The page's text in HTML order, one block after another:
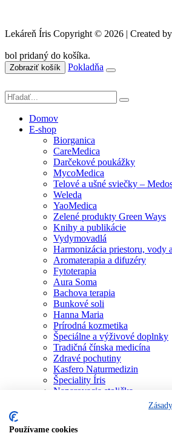
Lekáreň Íris Copyright © 2026 | Created by
bol pridaný do košíka.
Zobraziť košík Pokladňa
Domov
E-shop
Biorganica
CareMedica
Darčekové poukážky
MycoMedica
Telové a ušné sviečky –
Weleda
YaoMedica
Zelené produkty Green Ways
Knihy a publikácie
Vydymovadlá
Harmonizácia priestoru, vody
Aromaterapia a difuzéry
Fytoterapia
Aura Soma
Bachova terapia
Bunkové soli
Hanna Maria
Prírodná kozmetika
Špeciálne a výživové doplnky
Tradičná čínska medicína
Zdravé pochutiny
Kasfero Naturmedizin
Špeciality Íris
Naparovacia stolička
Individuálne poradenstvo
Aura Soma
Bachova terapia
Používame cookies